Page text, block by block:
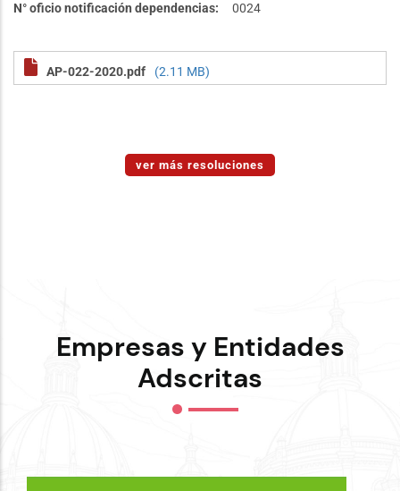
N° oficio notificación dependencias
0024
AP-022-2020.pdf (2.11 MB)
ver más resoluciones
Empresas y Entidades
Adscritas